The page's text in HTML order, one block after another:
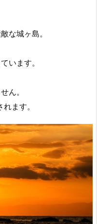
な城ヶ島。
います。
ん。
ます。